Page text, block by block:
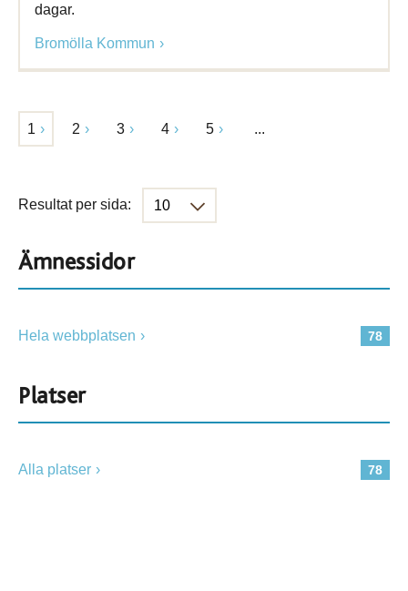
dagar.
Bromölla Kommun
1 2 3 4 5 ...
Resultat per sida:
Ämnessidor
78
Hela webbplatsen
Platser
78
Alla platser